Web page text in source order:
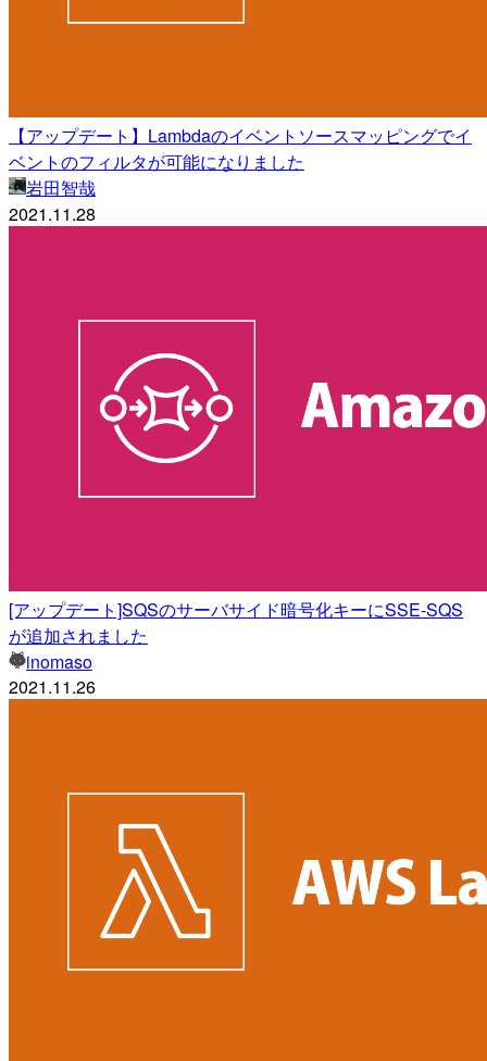
【アップデート】Lambdaのイベントソースマッピングでイ
ベントのフィルタが可能になりました
岩田智哉
2021.11.28
[アップデート]SQSのサーバサイド暗号化キーにSSE-SQS
が追加されました
inomaso
2021.11.26